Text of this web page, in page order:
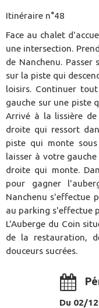
Itinéraire n°48
Face au chalet
une intersection.
de Nanchenu.
sur la piste qui
loisirs. Continuer
gauche sur une piste
Arrivé à la lissière
droite qui ressort
piste qui monte
laisser à votre
droite qui monte.
pour gagner
Nanchenu s'effectue
au parking s'effectue
L'Auberge du Coin
de la restauration,
douceurs sucrées.
Du 02/